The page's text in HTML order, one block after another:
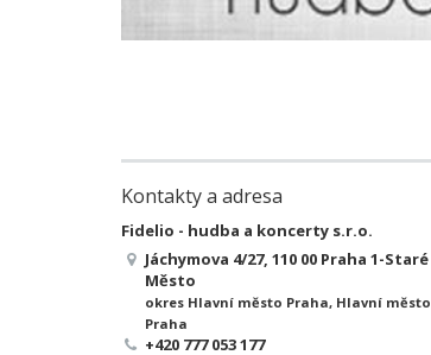
Kontakty a adresa
Fidelio - hudba a koncerty s.r.o.
Jáchymova 4/27, 110 00 Praha 1-Staré
Město
okres Hlavní město Praha, Hlavní město
Praha
+420 777 053 177